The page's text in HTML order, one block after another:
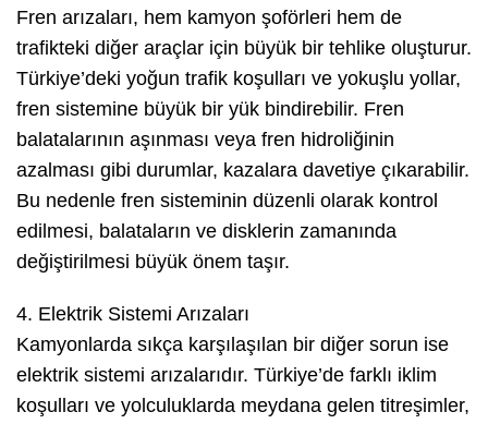
Fren arızaları, hem kamyon şoförleri hem de
trafikteki diğer araçlar için büyük bir tehlike oluşturur.
Türkiye’deki yoğun trafik koşulları ve yokuşlu yollar,
fren sistemine büyük bir yük bindirebilir. Fren
balatalarının aşınması veya fren hidroliğinin
azalması gibi durumlar, kazalara davetiye çıkarabilir.
Bu nedenle fren sisteminin düzenli olarak kontrol
edilmesi, balataların ve disklerin zamanında
değiştirilmesi büyük önem taşır.
4. Elektrik Sistemi Arızaları
Kamyonlarda sıkça karşılaşılan bir diğer sorun ise
elektrik sistemi arızalarıdır. Türkiye’de farklı iklim
koşulları ve yolculuklarda meydana gelen titreşimler,